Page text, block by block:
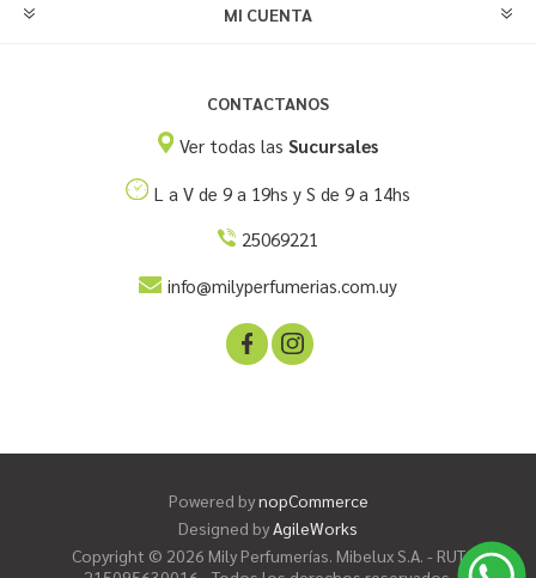
MI CUENTA
CONTACTANOS
Ver todas las Sucursales
L a V de 9 a 19hs y S de 9 a 14hs
25069221
info@milyperfumerias.com.uy
Powered bynopCommerce
Designed byAgileWorks
Copyright © 2026 Mily Perfumerías. Mibelux S.A. - RUT